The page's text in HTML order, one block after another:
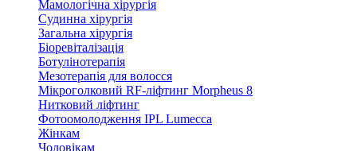
Мамологічна хірургія
Судинна хірургія
Загальна хірургія
Біоревіталізація
Ботулінотерапія
Мезотерапія для волосся
Мікроголковий RF-ліфтинг Morpheus 8
Нитковий ліфтинг
Фотоомолодження IPL Lumecca
Жінкам
Чоловікам